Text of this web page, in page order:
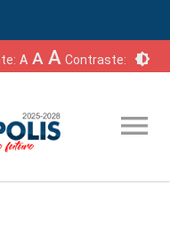
A A A Contraste: brightness_6
menu